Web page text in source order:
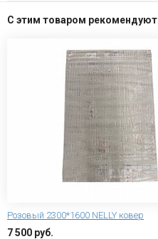
С этим товаром рекомендуют
Розовый 2300*1600 NELLY ковер
7 500 руб.